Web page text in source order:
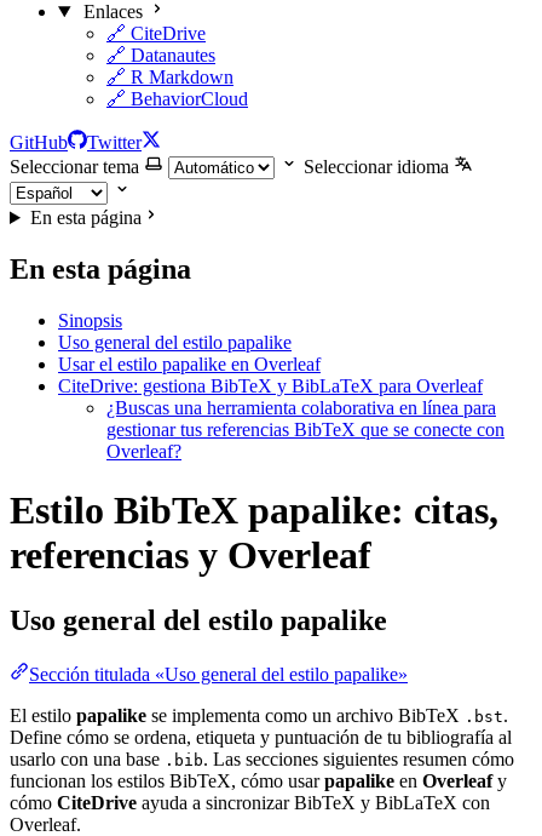
Enlaces
🔗 CiteDrive
🔗 Datanautes
🔗 R Markdown
🔗 BehaviorCloud
GitHub
Twitter
Seleccionar tema
Seleccionar idioma
En esta página
En esta página
Sinopsis
Uso general del estilo papalike
Usar el estilo papalike en Overleaf
CiteDrive: gestiona BibTeX y BibLaTeX para Overleaf
¿Buscas una herramienta colaborativa en línea para
gestionar tus referencias BibTeX que se conecte con
Overleaf?
Estilo BibTeX papalike: citas,
referencias y Overleaf
Uso general del estilo papalike
Sección titulada «Uso general del estilo papalike»
El estilo papalike se implementa como un archivo BibTeX .bst.
Define cómo se ordena, etiqueta y puntuación de tu bibliografía al
usarlo con una base .bib. Las secciones siguientes resumen cómo
funcionan los estilos BibTeX, cómo usarpapalike en Overleafy
cómo CiteDrive ayuda a sincronizar BibTeX y BibLaTeX con
Overleaf.